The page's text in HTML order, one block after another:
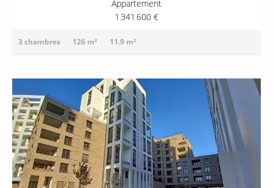
Appartement
1 341 600 €
3 chambres 126 m² 11.9 m²